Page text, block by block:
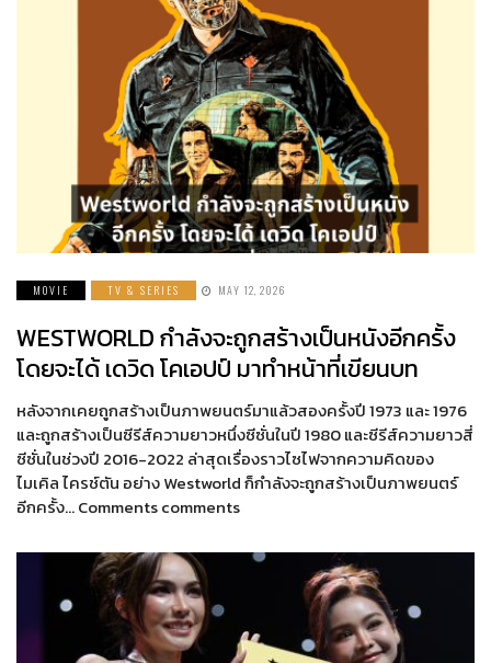
MOVIE TV & SERIES MAY 12, 2026
WESTWORLD กำลังจะถูกสร้างเป็นหนังอีกครั้ง
โดยจะได้ เดวิด โคเอปป์ มาทำหน้าที่เขียนบท
หลังจากเคยถูกสร้างเป็นภาพยนตร์มาแล้วสองครั้งปี 1973 และ 1976
และถูกสร้างเป็นซีรีส์ความยาวหนึ่งซีซั่นในปี 1980 และซีรีส์ความยาวสี่
ซีซั่นในช่วงปี 2016-2022 ล่าสุดเรื่องราวไซไฟจากความคิดของ
ไมเคิล ไครช์ตัน อย่าง Westworld ก็กำลังจะถูกสร้างเป็นภาพยนตร์
อีกครั้ง… Comments comments